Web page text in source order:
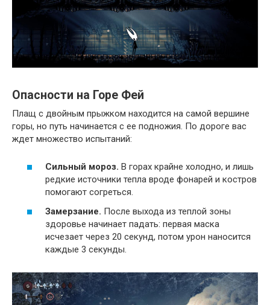
Опасности на Горе Фей
Плащ с двойным прыжком находится на самой вершине
горы, но путь начинается с ее подножия. По дороге вас
ждет множество испытаний:
Сильный мороз. В горах крайне холодно, и лишь
редкие источники тепла вроде фонарей и костров
помогают согреться.
Замерзание. После выхода из теплой зоны
здоровье начинает падать: первая маска
исчезает через 20 секунд, потом урон наносится
каждые 3 секунды.